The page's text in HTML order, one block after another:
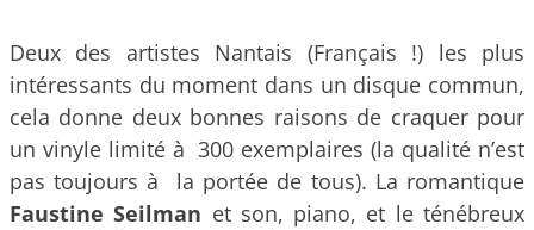
Deux des artistes Nantais (Français !) les plus
intéressants du moment dans un disque commun,
cela donne deux bonnes raisons de craquer pour
un vinyle limité à 300 exemplaires (la qualité n’est
pas toujours à la portée de tous). La romantique
Faustine Seilman et son, piano, et le ténébreux